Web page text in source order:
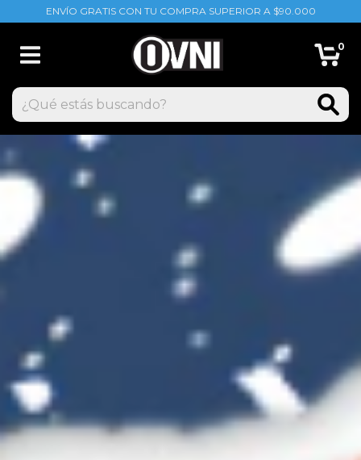
ENVÍO GRATIS CON TU COMPRA SUPERIOR A $90.000
0